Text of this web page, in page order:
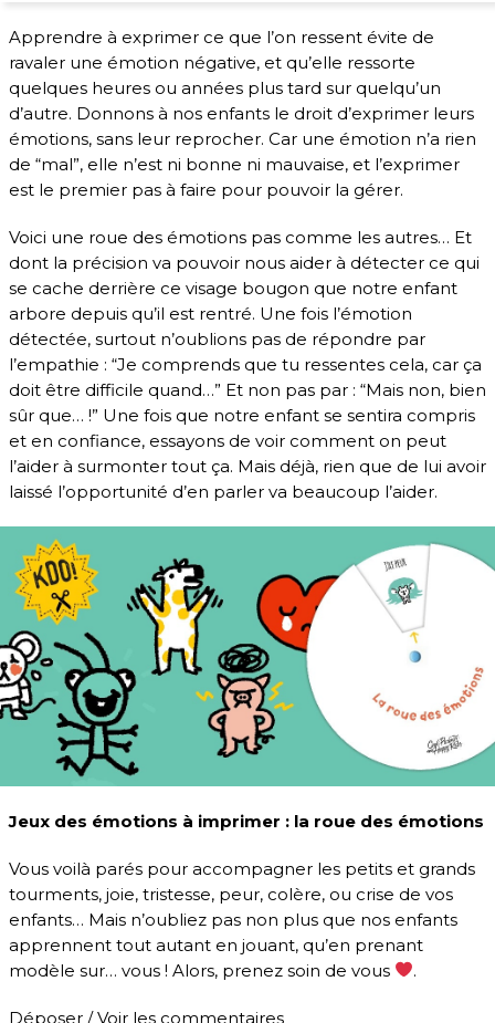
Apprendre à exprimer ce que l’on ressent évite de
ravaler une émotion négative, et qu’elle ressorte
quelques heures ou années plus tard sur quelqu’un
d’autre. Donnons à nos enfants le droit d’exprimer leurs
émotions, sans leur reprocher. Car une émotion n’a rien
de “mal”, elle n’est ni bonne ni mauvaise, et l’exprimer
est le premier pas à faire pour pouvoir la gérer.
Voici une roue des émotions pas comme les autres… Et
dont la précision va pouvoir nous aider à détecter ce qui
se cache derrière ce visage bougon que notre enfant
arbore depuis qu’il est rentré. Une fois l’émotion
détectée, surtout n’oublions pas de répondre par
l’empathie : “Je comprends que tu ressentes cela, car ça
doit être difficile quand…” Et non pas par : “Mais non, bien
sûr que… !” Une fois que notre enfant se sentira compris
et en confiance, essayons de voir comment on peut
l’aider à surmonter tout ça. Mais déjà, rien que de lui avoir
laissé l’opportunité d’en parler va beaucoup l’aider.
Jeux des émotions à imprimer : la roue des émotions
Vous voilà parés pour accompagner les petits et grands
tourments, joie, tristesse, peur, colère, ou crise de vos
enfants… Mais n’oubliez pas non plus que nos enfants
apprennent tout autant en jouant, qu’en prenant
modèle sur… vous ! Alors, prenez soin de vous
.
Déposer / Voir les commentaires